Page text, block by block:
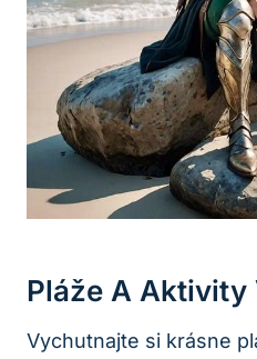
Pláže A Aktivity
Vychutnajte si krásne